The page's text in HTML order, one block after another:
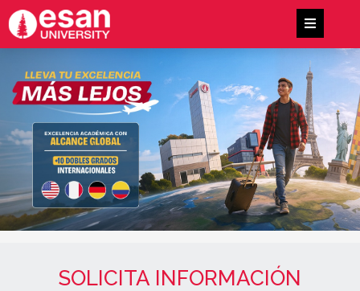
SOLICITA INFORMACIÓN